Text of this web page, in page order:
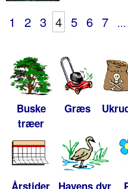
1 2 3 4 5 6 7 ...
Buske
træer
Græs
Årstider Havens dyr